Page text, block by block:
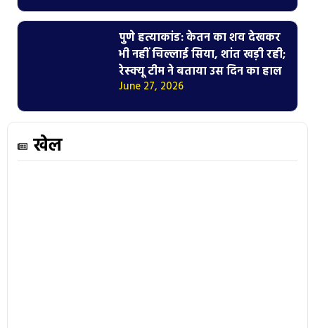
पुणे हत्याकांड: केतन का शव देखकर
भी नहीं चिल्लाई सिया, शांत खड़ी रही;
रेस्क्यू टीम ने बताया उस दिन का हाल
June 27, 2026
खेल